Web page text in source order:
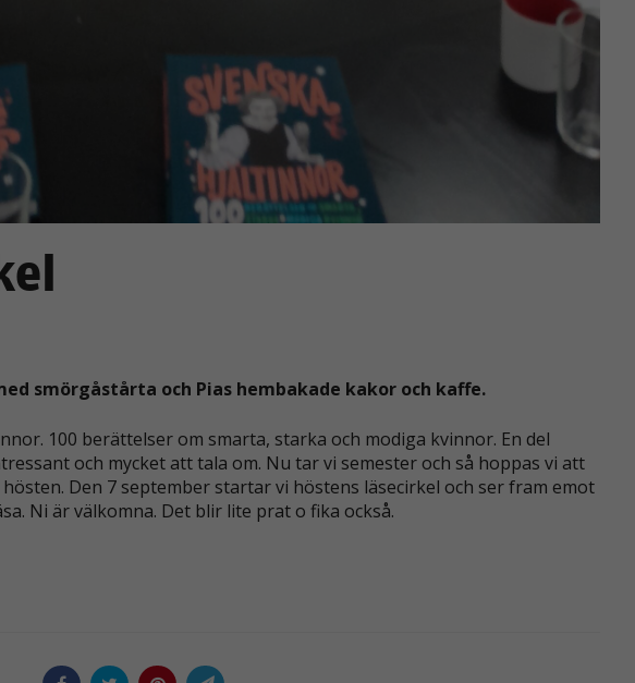
smörgåstårta och Pias hembakade kakor och kaffe.
100 berättelser om smarta, starka och modiga kvinnor. En del
och mycket att tala om. Nu tar vi semester och så hoppas vi att
Den 7 september startar vi höstens läsecirkel och ser fram emot
Ni är välkomna. Det blir lite prat o fika också.